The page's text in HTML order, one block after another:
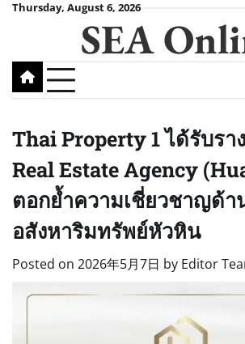
SkipThursday, August 6, 2026
SEA
Thai Property 1 ได้รับรา
Real Estate Agency
ตอกย้ำความเชี่ยวชาญด้า
อสังหาริมทรัพย์หัวหิน
Posted on 2026年5月7日 by Editor